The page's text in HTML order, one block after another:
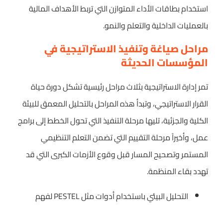
استخدام بطاقات الأداء المتوازن التي تربط الأهداف المالية
بالعمليات الداخلية والتعلم والنمو.
مراحل صياغة وتنفيذ الاستراتيجية في
المؤسسات الحديثة
تمر إدارة الاستراتيجية بثلاث مراحل رئيسية تشكل دورة حياة
القرار الاستراتيجي، وتبدأ هذه المراحل بالتحليل المعمق للبيئة
الكلية والجزئية، تليها مرحلة التنفيذ التي تحول الخطط إلى برامج
عمل، وأخيراً مرحلة التقييم التي تضمن التعلم التنظيمي
المستمر وتصحيح المسار قبل وقوع الأزمات الكبرى التي قد
تهدد بقاء المنظمة.
التحليل البيئي باستخدام أدوات مثل PESTEL لفهم